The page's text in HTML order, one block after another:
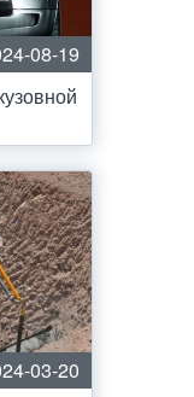
08-19
03-20